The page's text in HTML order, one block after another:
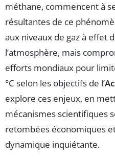
méthane, commencent à
résultantes de ce
aux niveaux de gaz à effet
l’atmosphère, mais
efforts mondiaux pour
°C selon les objectifs de l’
explore ces enjeux, en
mécanismes scientifiques
retombées économiques
dynamique inquiétante.